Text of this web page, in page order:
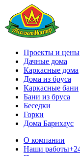
Проекты и цены
Дачные дома
Каркасные дома
Дома из бруса
Каркасные бани
Бани из бруса
Беседки
Горки
Дома Барнхаус
О компании
Наши работы